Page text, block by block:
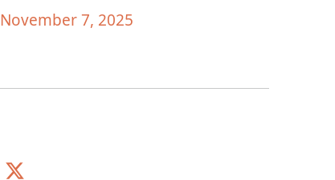
November 7, 2025